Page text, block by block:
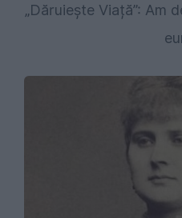
„Dăruiește Viață”: Am